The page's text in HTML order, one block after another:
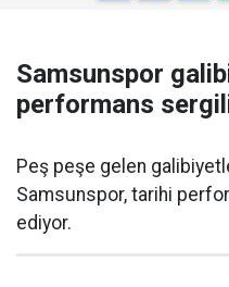
Samsunspor
performans
Peş peşe gelen
Samsunspor, tarihi
ediyor.